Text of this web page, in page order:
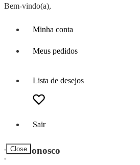
Bem-vindo(a),
Minha conta
Meus pedidos
Lista de desejos
Sair
Close
Fale Conosco